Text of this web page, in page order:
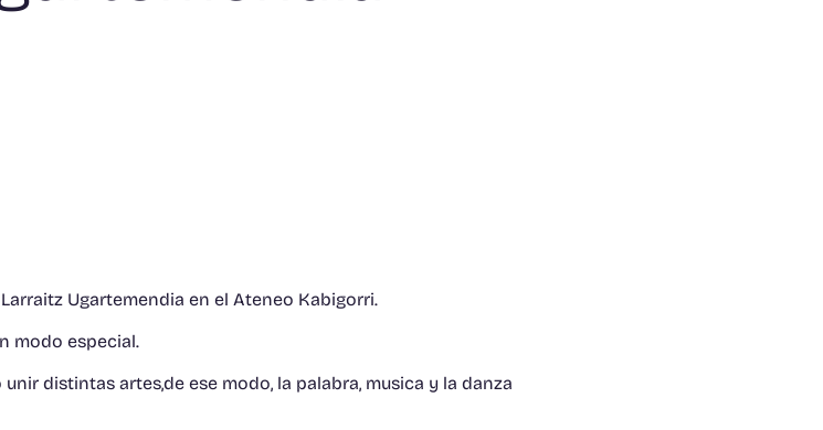
Ugartemendia en el Ateneo Kabigorri.
modo especial.
distintas artes,de ese modo, la palabra, musica y la danza